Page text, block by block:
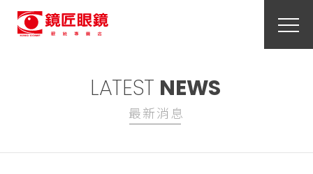
LATEST NEWS
最新消息